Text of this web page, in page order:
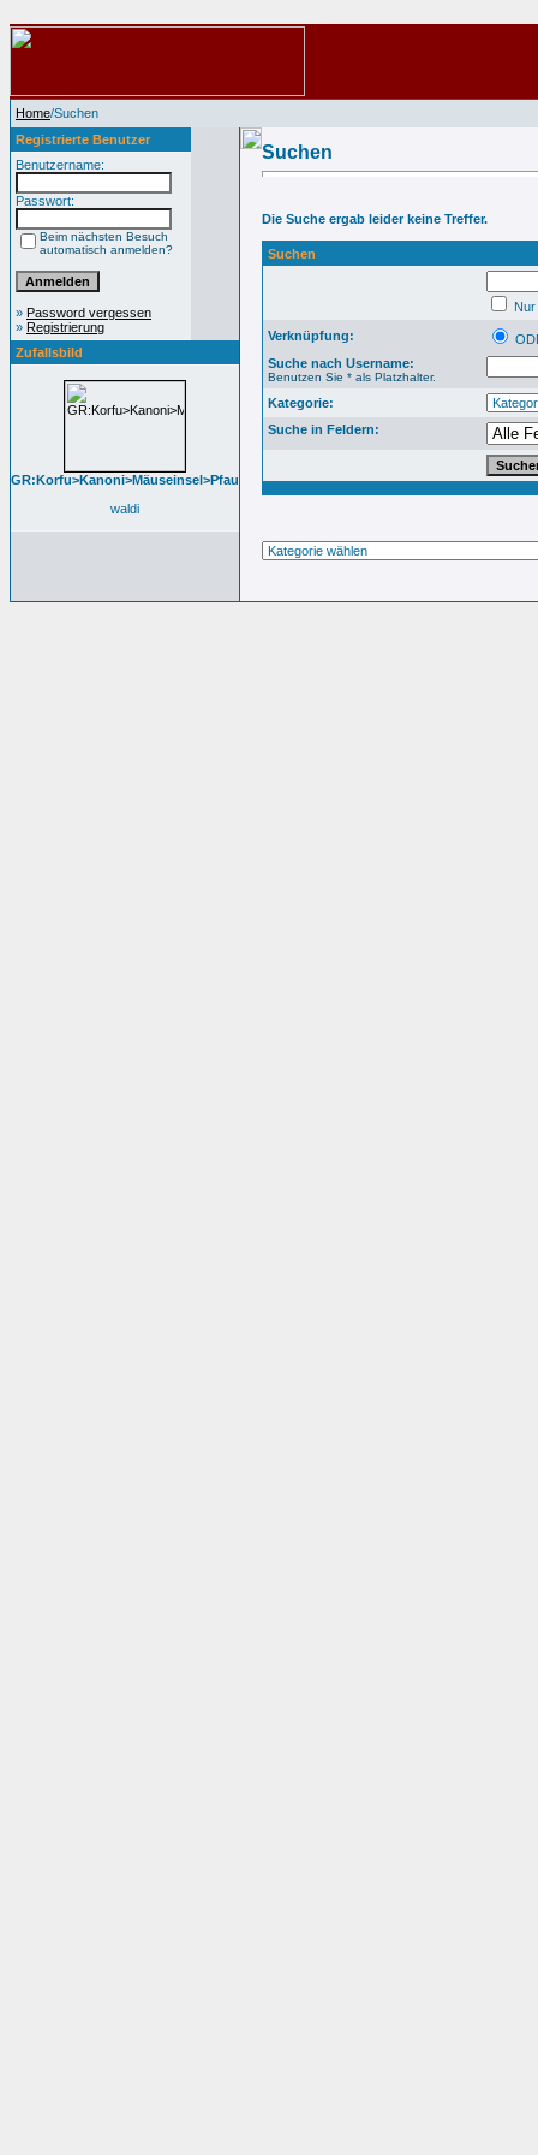
Home/Suchen
Registrierte Benutzer
Benutzername:
Passwort:
Beim nächsten Besuch
automatisch anmelden?
» Password vergessen
» Registrierung
Zufallsbild
GR:Korfu>Kanoni>Mäuseinsel>Pfau
waldi
Suchen
Die Suche ergab leider keine Treffer.
Suchen
Verknüpfung:
Suche nach Username:
Benutzen Sie * als Platzhalter.
Kategorie:
Suche in Feldern: